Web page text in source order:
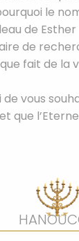
le
de
de
fait de la
vous
que